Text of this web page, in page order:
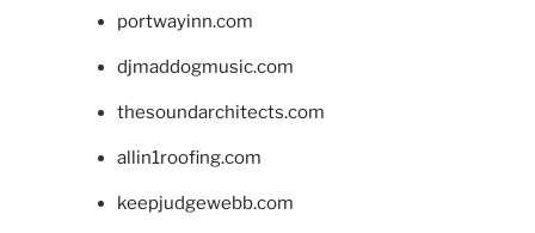
portwayinn.com
djmaddogmusic.com
thesoundarchitects.com
allin1roofing.com
keepjudgewebb.com